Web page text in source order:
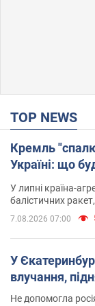
TOP NEWS
Кремль
Україні: що
У липні країна-
балістичних
7.08.2026 07:00
У
влучання,
Не допомогла